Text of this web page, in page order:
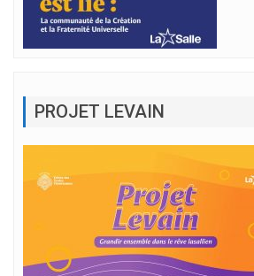
PROJET LEVAIN